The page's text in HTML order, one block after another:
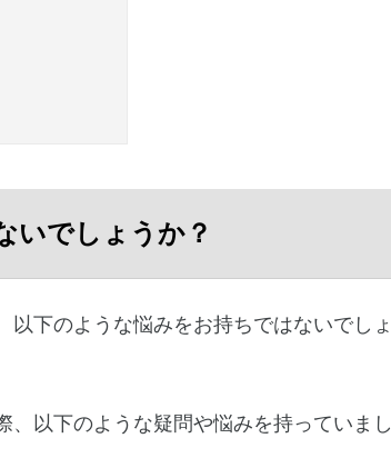
いでしょうか？
下のような悩みをお持ちではないでしょ
以下のような疑問や悩みを持っていまし